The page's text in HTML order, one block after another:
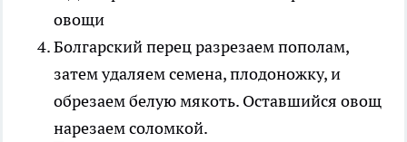
Болгарский перец разрезаем пополам,
затем удаляем семена, плодоножку, и
обрезаем белую мякоть. Оставшийся овощ
нарезаем соломкой.